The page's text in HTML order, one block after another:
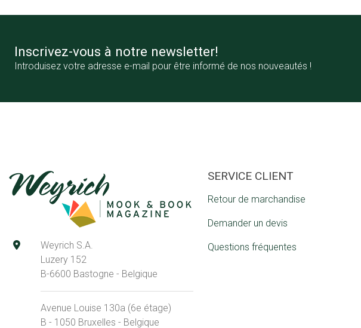
Inscrivez-vous à notre newsletter!
Introduisez votre adresse e-mail pour être informé de nos nouveautés !
Weyrich S.A.
Luzery 152
B-6600 Bastogne - Belgique
Avenue Louise 130a (6e étage)
B - 1050 Bruxelles - Belgique
SERVICE CLIENT
Retour de marchandise
Demander un devis
Questions fréquentes